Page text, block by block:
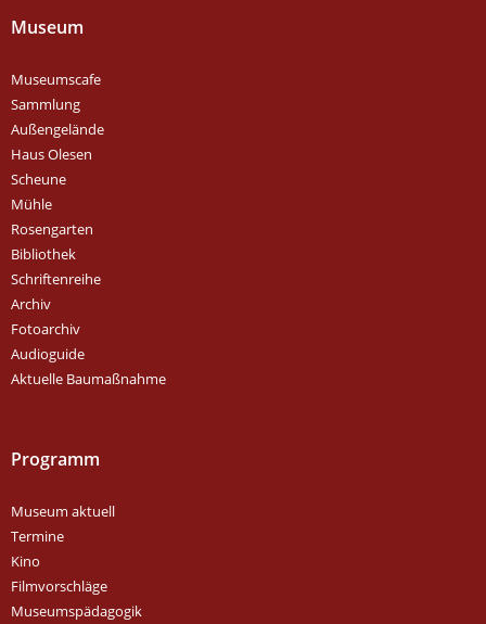
Museum
Museumscafe
Sammlung
Außengelände
Haus Olesen
Scheune
Mühle
Rosengarten
Bibliothek
Schriftenreihe
Archiv
Fotoarchiv
Audioguide
Aktuelle Baumaßnahme
Programm
Museum aktuell
Termine
Kino
Filmvorschläge
Museumspädagogik